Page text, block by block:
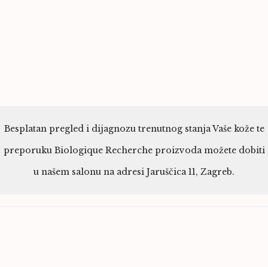
Besplatan pregled i dijagnozu trenutnog stanja Vaše kože te
preporuku Biologique Recherche proizvoda možete dobiti
u našem salonu na adresi Jaruščica 11, Zagreb.